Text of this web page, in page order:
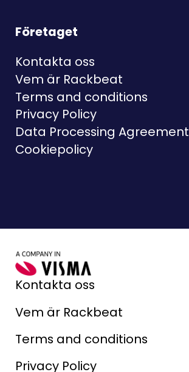
Företaget
Kontakta oss
Vem är Rackbeat
Terms and conditions
Privacy Policy
Data Processing Agreement
Cookiepolicy
Kontakta oss
Vem är Rackbeat
Terms and conditions
Privacy Policy